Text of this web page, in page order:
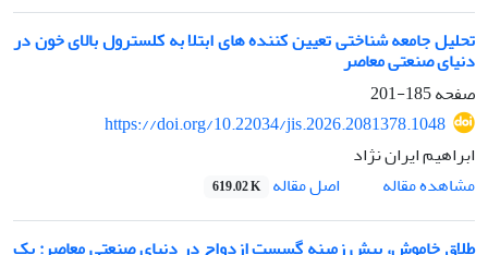
تحلیل جامعه شناختی تعیین کننده های ابتلا به کلسترول بالای خون در
دنیای صنعتی معاصر
صفحه185-201
https://doi.org/10.22034/jis.2026.2081378.1048
ابراهیم ایران نژاد
مشاهده مقاله
اصل مقاله 619.02 K
طلاق خاموش، پیش زمینه گسست ازدواج در دنیای صنعتی معاصر: یک